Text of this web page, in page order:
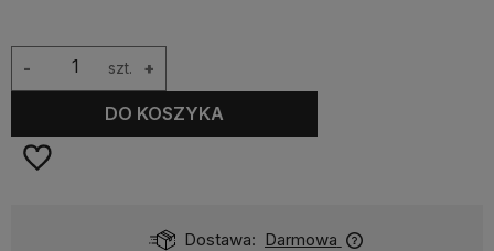
szt. +
-
DO KOSZYKA
Dostawa: Darmowa